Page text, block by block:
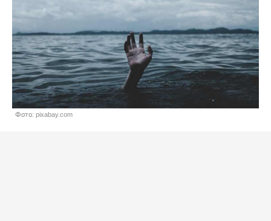
Фото: pixabay.com